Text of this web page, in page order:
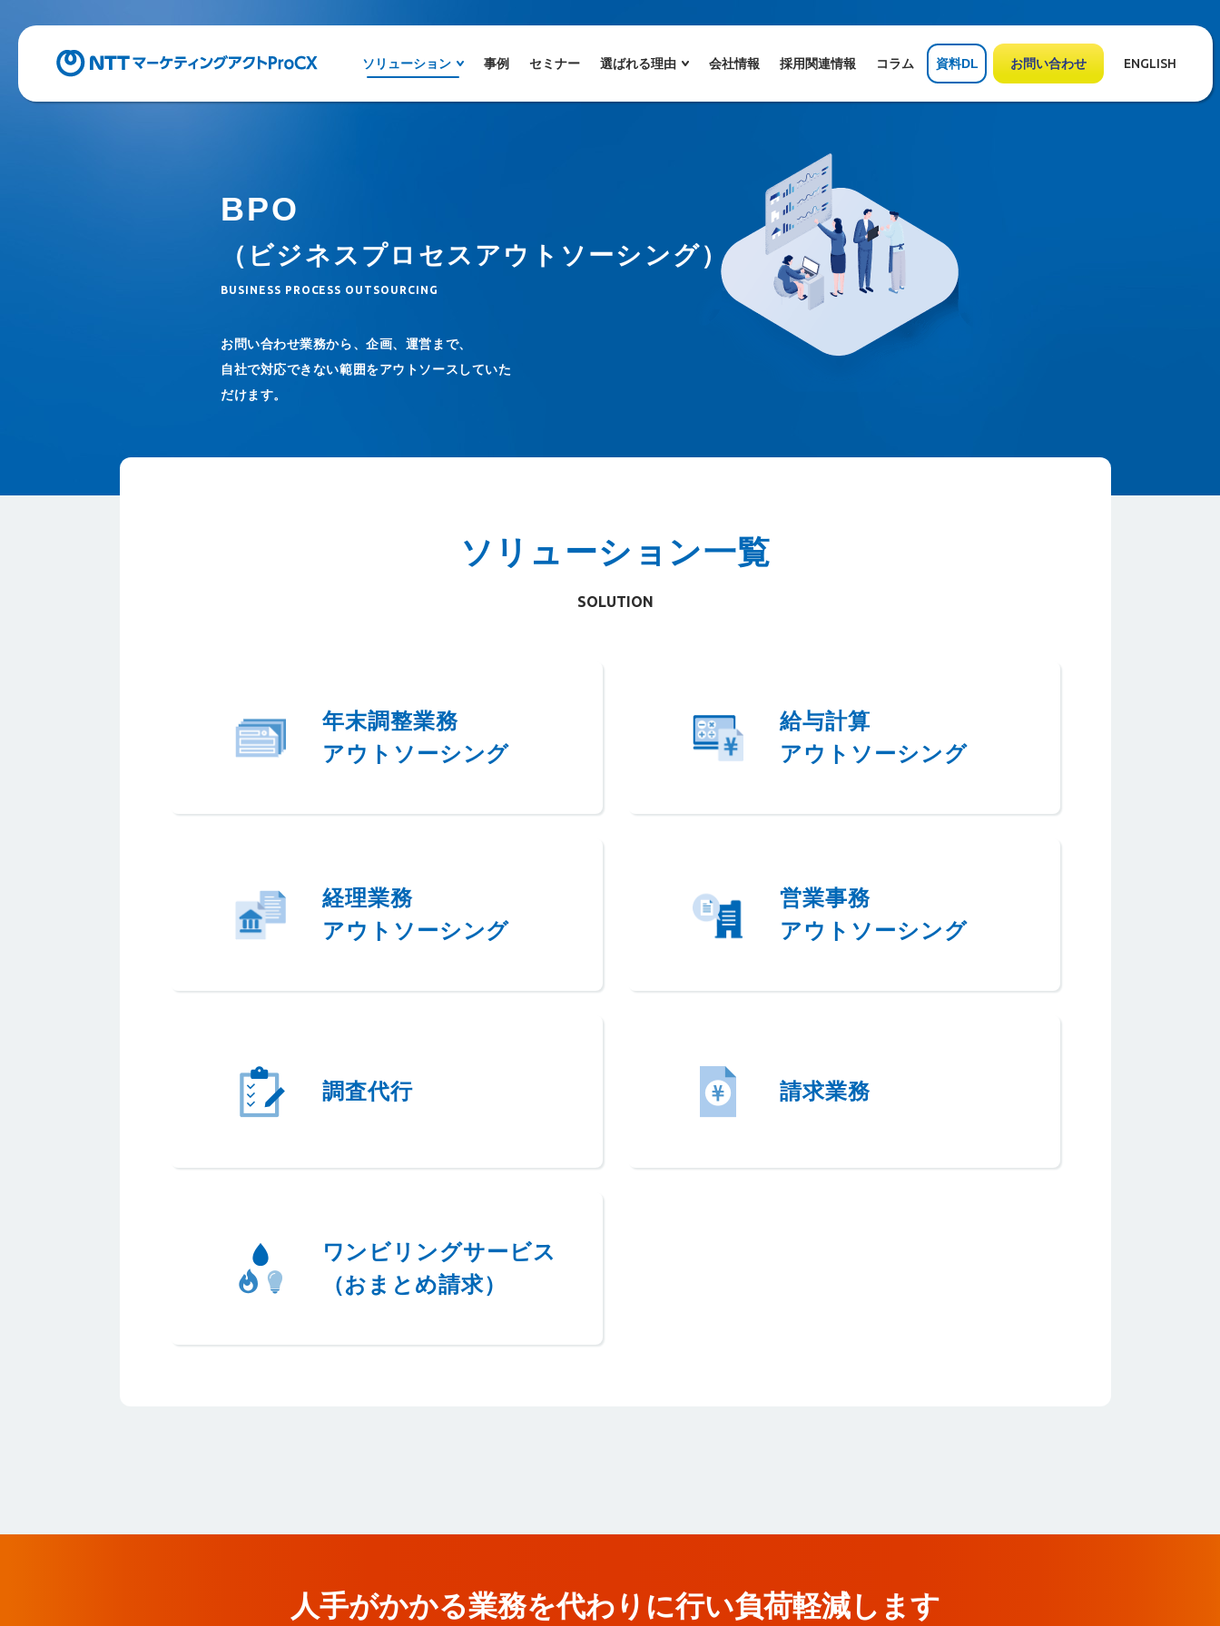
ソリューション 事例 セミナー 選ばれる理由 会社情報 採用関連情報 コラム 資料DL お問い合わせ ENGLISH
BPO
（ビジネスプロセスアウトソーシング）
BUSINESS PROCESS OUTSOURCING
お問い合わせ業務から、企画、運営まで、
自社で対応できない範囲をアウトソースしていた
だけます。
ソリューション一覧
SOLUTION
年末調整業務
アウトソーシング
給与計算
アウトソーシング
経理業務
アウトソーシング
営業事務
アウトソーシング
調査代行 請求業務
ワンビリングサービス
（おまとめ請求）
人手がかかる業務を代わりに行い負荷軽減します
人手がかかる業務を代わりに行い負荷軽減します